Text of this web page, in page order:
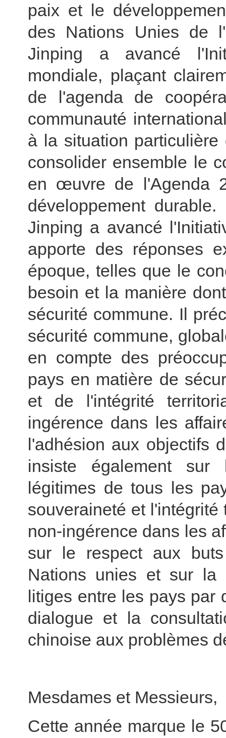
paix et le
des Nations Unies de
Jinping a avancé
mondiale, plaçant
de l'agenda de
communauté
à la situation
consolider ensemble le
en œuvre de l'Agenda
développement
Jinping a avancé
apporte des réponses
époque, telles que le
besoin et la manière
sécurité commune. Il
sécurité commune,
en compte des
pays en matière de
et de l'intégrité
ingérence dans les
l'adhésion aux objectifs
insiste également sur
légitimes de tous les
souveraineté et
non-ingérence dans les
sur le respect aux
Nations unies et sur la
litiges entre les pays par
dialogue et la
chinoise aux problèmes
Mesdames et Messieurs,
Cette année marque le